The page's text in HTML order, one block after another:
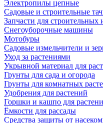
Электропилы цепные
Садовые и строительные
Запчасти для строительных
Снегоуборочные машины
Мотобуры
Садовые измельчители и
Уход за растениями
Укрывной материал для
Грунты для сада и огорода
Грунты для комнатных
Удобрения для растений
Горшки и кашпо для
Ёмкости для рассады
Средства защиты от